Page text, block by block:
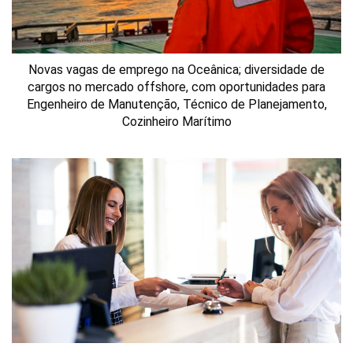
Novas vagas de emprego na Oceânica; diversidade de
cargos no mercado offshore, com oportunidades para
Engenheiro de Manutenção, Técnico de Planejamento,
Cozinheiro Marítimo